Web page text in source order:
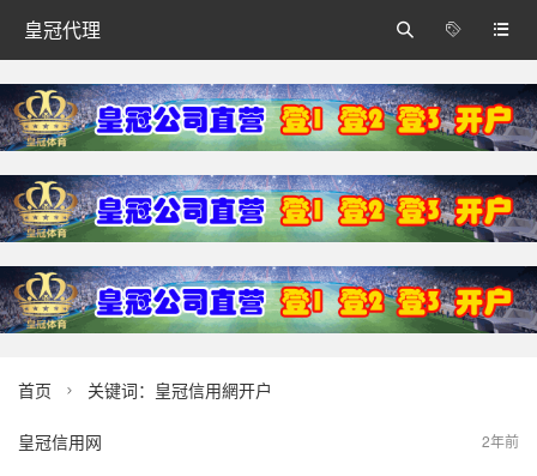
皇冠代理 


首页  关键词：皇冠信用網开户
2年前
皇冠信用网